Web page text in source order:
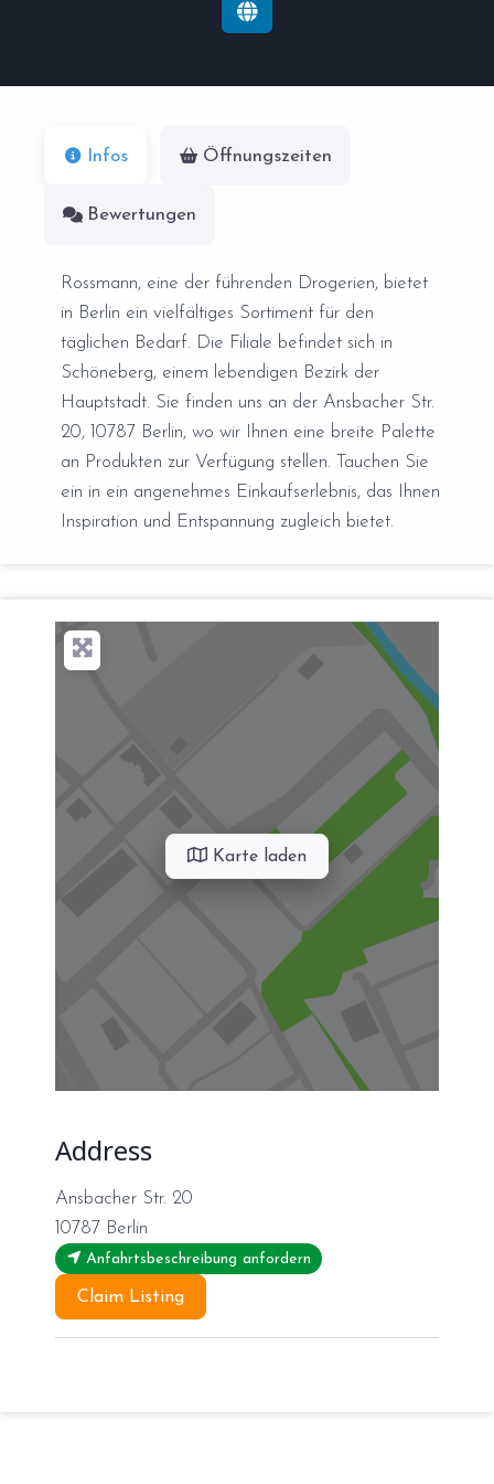
Infos Öffnungszeiten
Bewertungen
Rossmann, eine der führenden Drogerien, bietet
in Berlin ein vielfältiges Sortiment für den
täglichen Bedarf. Die Filiale befindet sich in
Schöneberg, einem lebendigen Bezirk der
Hauptstadt. Sie finden uns an der Ansbacher Str.
20, 10787 Berlin, wo wir Ihnen eine breite Palette
an Produkten zur Verfügung stellen. Tauchen Sie
ein in ein angenehmes Einkaufserlebnis, das Ihnen
Inspiration und Entspannung zugleich bietet.
Karte laden
Address
Ansbacher Str. 20
10787 Berlin
Anfahrtsbeschreibung anfordern
Claim Listing